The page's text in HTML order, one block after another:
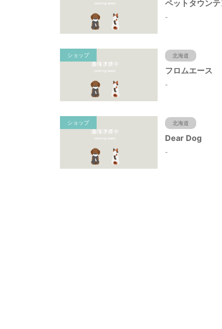
-
ショップ 北海道
フロムエース
-
ショップ 北海道
Dear Dog
-